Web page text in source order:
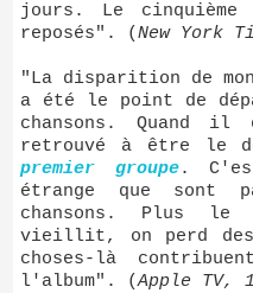
jours. Le cinquième
reposés". (New York
"La disparition de
a été le point de
chansons. Quand
retrouvé à être le
premier groupe.
étrange que sont
chansons. Plus le
vieillit, on perd des
choses-là
l'album". (Apple TV,